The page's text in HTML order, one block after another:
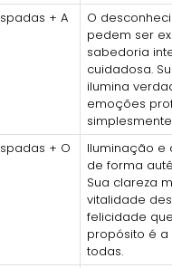
+ A
O
pedem ser
sabedoria
cuidadosa.
ilumina
emoções
+ O
Iluminação e
de forma
Sua clareza
vitalidade
felicidade
propósito é
todas.